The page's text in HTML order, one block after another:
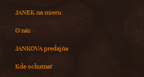
JANEK na mieru
O nás
JANKOVA predajňa
Kde ochutnať